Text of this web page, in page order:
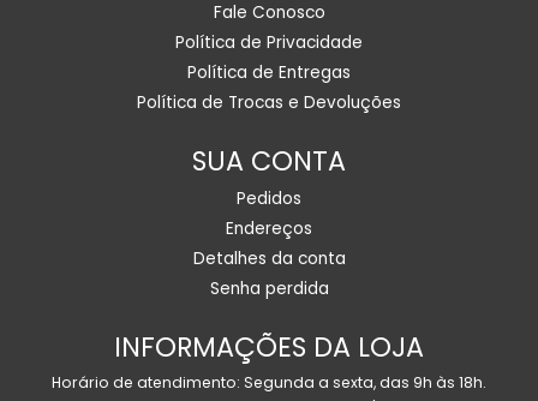
Fale Conosco
Política de Privacidade
Política de Entregas
Política de Trocas e Devoluções
SUA CONTA
Pedidos
Endereços
Detalhes da conta
Senha perdida
INFORMAÇÕES DA LOJA
Horário de atendimento: Segunda a sexta, das 9h às 18h.